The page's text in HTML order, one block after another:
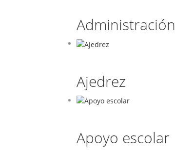
Administración
Ajedrez
Apoyo escolar